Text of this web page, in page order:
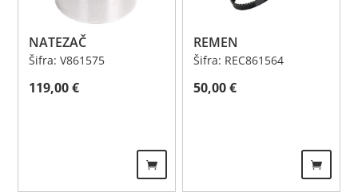
NATEZAČ
Šifra: V861575
119,00€
REMEN
Šifra: REC861564
50,00€